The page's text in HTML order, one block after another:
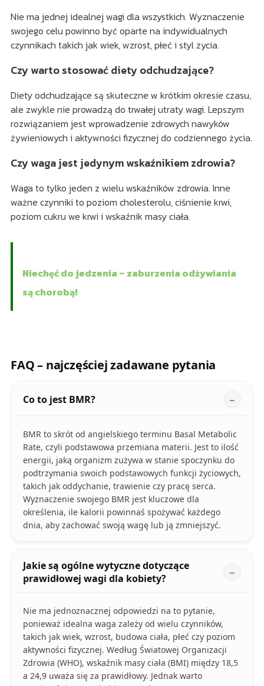
Nie ma jednej idealnej wagi dla wszystkich. Wyznaczenie
swojego celu powinno być oparte na indywidualnych
czynnikach takich jak wiek, wzrost, płeć i styl życia.
Czy warto stosować diety odchudzające?
Diety odchudzające są skuteczne w krótkim okresie czasu,
ale zwykle nie prowadzą do trwałej utraty wagi. Lepszym
rozwiązaniem jest wprowadzenie zdrowych nawyków
żywieniowych i aktywności fizycznej do codziennego życia.
Czy waga jest jedynym wskaźnikiem zdrowia?
Waga to tylko jeden z wielu wskaźników zdrowia. Inne
ważne czynniki to poziom cholesterolu, ciśnienie krwi,
poziom cukru we krwi i wskaźnik masy ciała.
Niechęć do jedzenia – zaburzenia odżywiania
są chorobą!
FAQ – najczęściej zadawane pytania
Co to jest BMR?
BMR to skrót od angielskiego terminu Basal Metabolic
Rate, czyli podstawowa przemiana materii. Jest to ilość
energii, jaką organizm zużywa w stanie spoczynku do
podtrzymania swoich podstawowych funkcji życiowych,
takich jak oddychanie, trawienie czy pracę serca.
Wyznaczenie swojego BMR jest kluczowe dla
określenia, ile kalorii powinnaś spożywać każdego
dnia, aby zachować swoją wagę lub ją zmniejszyć.
Jakie są ogólne wytyczne dotyczące
prawidłowej wagi dla kobiety?
Nie ma jednoznacznej odpowiedzi na to pytanie,
ponieważ idealna waga zależy od wielu czynników,
takich jak wiek, wzrost, budowa ciała, płeć czy poziom
aktywności fizycznej. Według Światowej Organizacji
Zdrowia (WHO), wskaźnik masy ciała (BMI) między 18,5
a 24,9 uważa się za prawidłowy. Jednak warto